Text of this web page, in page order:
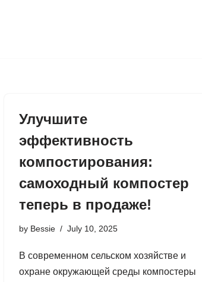
Улучшите
эффективность
компостирования:
самоходный компостер
теперь в продаже!
by Bessie July 10, 2025
В современном сельском хозяйстве и
охране окружающей среды компостеры